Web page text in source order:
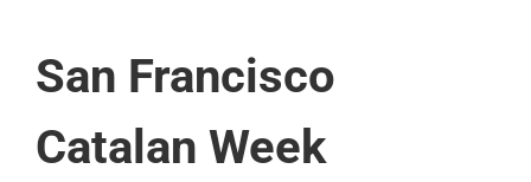
San Francisco
Catalan Week